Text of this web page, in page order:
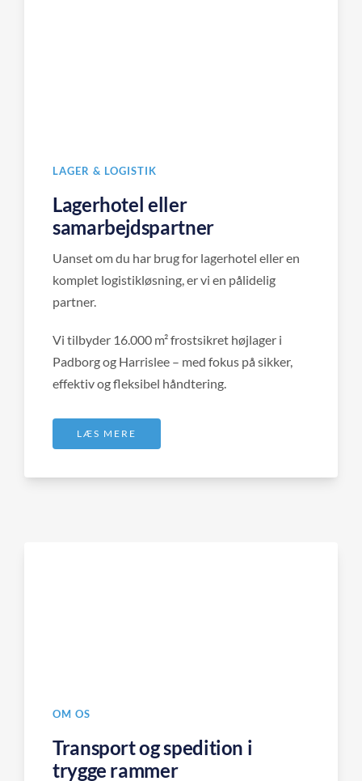
LAGER & LOGISTIK
Lagerhotel eller
samarbejdspartner
Uanset om du har brug for lagerhotel eller en
komplet logistikløsning, er vi en pålidelig
partner.
Vi tilbyder 16.000 m² frostsikret højlager i
Padborg og Harrislee – med fokus på sikker,
effektiv og fleksibel håndtering.
LÆS MERE
OM OS
Transport og spedition i
trygge rammer